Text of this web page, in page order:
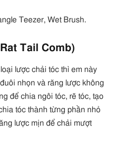
Teezer, Wet Brush.
Tail Comb)
lược chải tóc thì em này
nhọn và răng lược không
để chia ngôi tóc, rẽ tóc, tạo
tóc thành từng phần nhỏ
lược mịn để chải mượt